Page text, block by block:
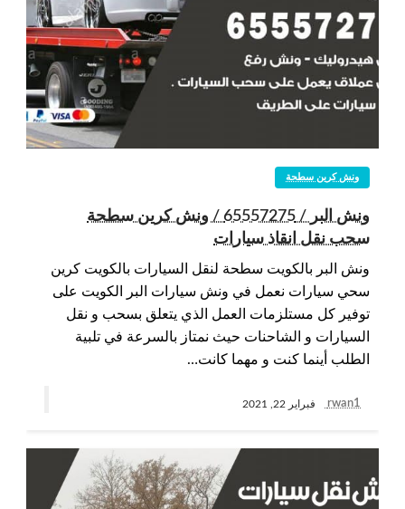
ونش كرين سطحة
ونش البر / 65557275 / ونش كرين سطحة
سحب نقل انقاذ سيارات
ونش البر بالكويت سطحة لنقل السيارات بالكويت كرين
سحي سيارات نعمل في ونش سيارات البر الكويت على
توفير كل مستلزمات العمل الذي يتعلق بسحب و نقل
السيارات و الشاحنات حيث نمتاز بالسرعة في تلبية
الطلب أينما كنت و مهما كانت…
rwan1 فبراير 22, 2021